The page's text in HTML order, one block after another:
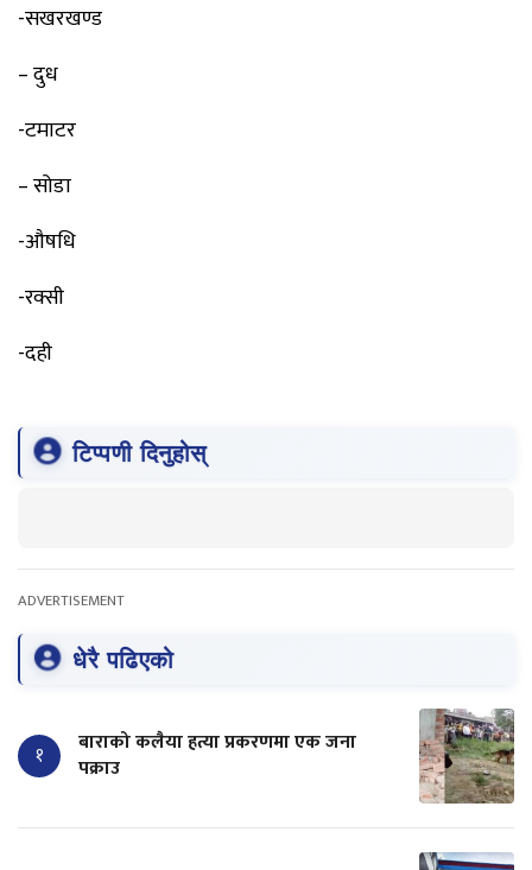
-सखरखण्ड
– दुध
-टमाटर
– सोडा
-औषधि
-रक्सी
-दही
टिप्पणी दिनुहोस्
ADVERTISEMENT
धेरै पढिएको
१
बाराको कलैया हत्या प्रकरणमा एक जना
पक्राउ